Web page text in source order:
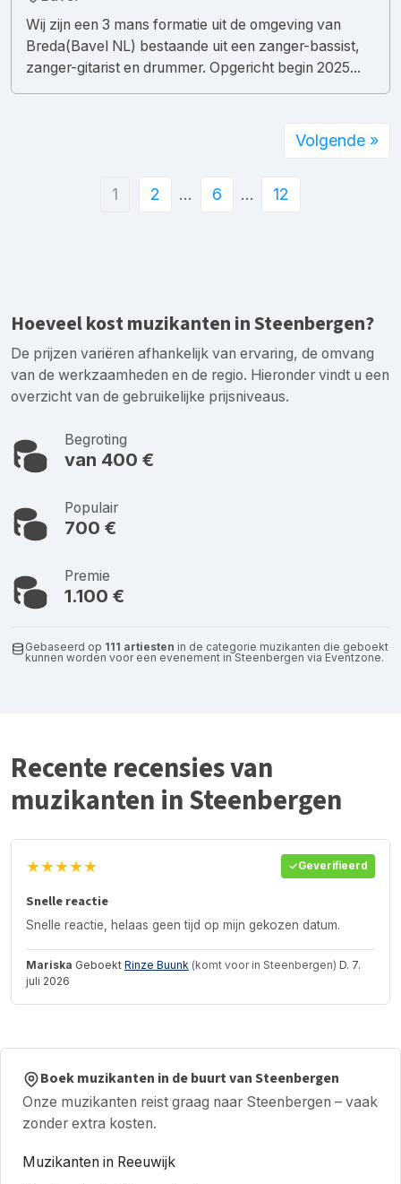
Wij zijn een 3 mans formatie uit de omgeving van
Breda(Bavel NL) bestaande uit een zanger-bassist,
zanger-gitarist en drummer. Opgericht begin 2025...
1 2 … 6 … 12
Volgende »
Hoeveel kost muzikanten in Steenbergen?
De prijzen variëren afhankelijk van ervaring, de omvang
van de werkzaamheden en de regio. Hieronder vindt u een
overzicht van de gebruikelijke prijsniveaus.
Begroting
van 400 €
Populair
700 €
Premie
1.100 €
Gebaseerd op 111 artiesten in de categorie muzikanten die geboekt
kunnen worden voor een evenement in Steenbergen via Eventzone.
Recente recensies van
muzikanten in Steenbergen
★★★★★ Geverifieerd
Snelle reactie
Snelle reactie, helaas geen tijd op mijn gekozen datum.
Mariska Geboekt Rinze Buunk (komt voor in Steenbergen) D. 7.
juli 2026
Boek muzikanten in de buurt van Steenbergen
Onze muzikanten reist graag naar Steenbergen – vaak
zonder extra kosten.
Muzikanten in Reeuwijk